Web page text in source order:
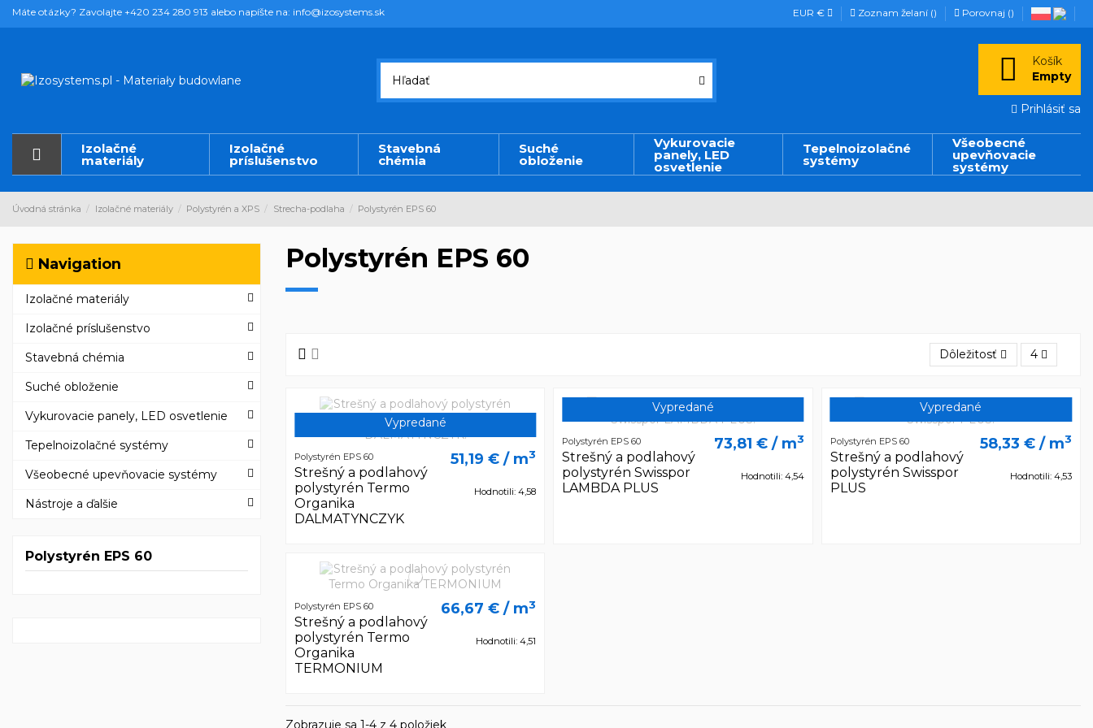
Máte otázky? Zavolajte +420 234 280 913 alebo napíšte na: info@izosystems.sk EUR € Zoznam želaní () Porovnaj ()
Košík
Empty
Prihlásiť sa
Izolačné
materiály
Izolačné
príslušenstvo
Stavebná
chémia
Suché
obloženie
Vykurovacie
panely, LED
osvetlenie
Tepelnoizolačné
systémy
Všeobecné
upevňovacie
systémy
Úvodná stránka Izolačné materiály Polystyrén a XPS Strecha-podlaha Polystyrén EPS 60
Polystyrén EPS 60
Dôležitosť 4
Vypredané
Polystyrén EPS 60
Strešný a podlahový
polystyrén Termo
Organika
DALMATYNCZYK
51,19 € / m3
Hodnotili: 4,58
Vypredané
Polystyrén EPS 60
Strešný a podlahový
polystyrén Swisspor
LAMBDA PLUS
73,81 €/ m3
Hodnotili: 4,54
Vypredané
Polystyrén EPS 60
Strešný a podlahový
polystyrén Swisspor
PLUS
58,33 €/ m3
Hodnotili: 4,53
Polystyrén EPS 60
Strešný a podlahový
polystyrén Termo
Organika
TERMONIUM
66,67 € / m3
Hodnotili: 4,51
Zobrazuje sa 1-4 z 4 položiek
Navigation
Izolačné materiály
Izolačné príslušenstvo
Stavebná chémia
Suché obloženie
Vykurovacie panely, LED osvetlenie
Tepelnoizolačné systémy
Všeobecné upevňovacie systémy
Nástroje a ďalšie
Polystyrén EPS 60